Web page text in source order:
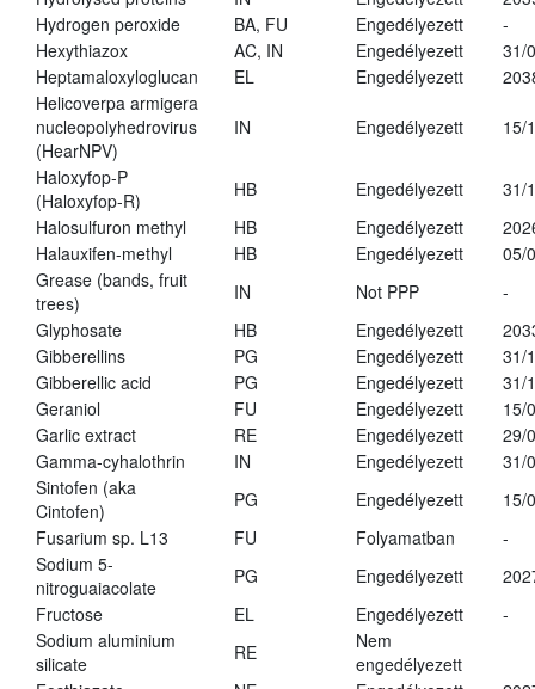
Hydrogen peroxide
BA, FU Engedélyezett
-
Hexythiazox
AC, IN Engedélyezett
31/
Heptamaloxyloglucan
EL Engedélyezett
Helicoverpa armigera
nucleopolyhedrovirus
(HearNPV)
IN Engedélyezett 15/
Haloxyfop-P
(Haloxyfop-R)
HB Engedélyezett
31/
Halosulfuron methyl
HB Engedélyezett
Halauxifen-methyl
HB Engedélyezett
05/
Grease (bands, fruit
trees)
IN Not PPP
-
Glyphosate
HB Engedélyezett
Gibberellins
PG Engedélyezett
31/
Gibberellic acid
PG Engedélyezett
31/
Geraniol
FU Engedélyezett
15/
Garlic extract
RE Engedélyezett
29/
Gamma-cyhalothrin
IN Engedélyezett
31/
Sintofen (aka
Cintofen)
PG Engedélyezett
15/
Fusarium sp. L13
FU Folyamatban
-
Sodium 5-
nitroguaiacolate
PG Engedélyezett
Fructose
EL Engedélyezett
-
Sodium aluminium
silicate
RE
Nem
engedélyezett